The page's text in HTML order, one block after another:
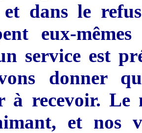
et dans le
eux-
service est
donner
à recevoir. Le
et nos